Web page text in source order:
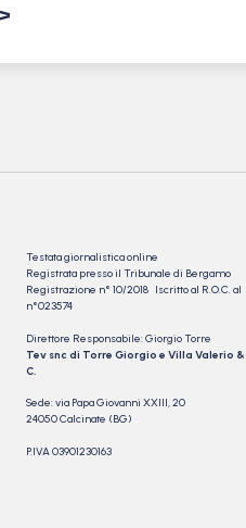
>
Testata giornalistica online
Registrata presso il Tribunale di Bergamo
Registrazione n° 10/2018 Iscritto al R.O.C. al
n°023574
Direttore Responsabile: Giorgio Torre
Tev snc di Torre Giorgio e Villa Valerio &
C.
Sede: via Papa Giovanni XXIII, 20
24050 Calcinate (BG)
P.IVA 03901230163